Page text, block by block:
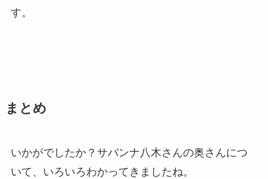
す。
まとめ
いかがでしたか？サバンナ八木さんの奥さんにつ
いて、いろいろわかってきましたね。